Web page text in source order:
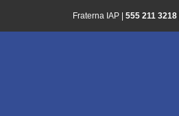
al
Fraterna IAP | 555 211 3218|